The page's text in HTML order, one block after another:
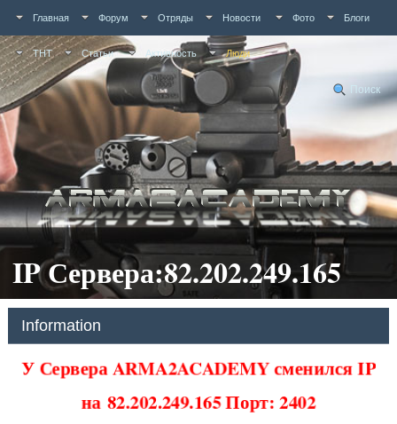
Главная Форум Отряды Новости Фото Блоги
ТНТ Статьи Активность Люди
Поиск
IP Сервера:82.202.249.165
Information
У Сервера ARMA2ACADEMY сменился IP
на 82.202.249.165 Порт: 2402